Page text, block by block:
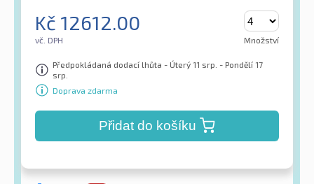
Kč 12612.00
vč. DPH Množství
Předpokládaná dodací lhůta - Úterý 11 srp. - Pondělí 17
srp.
Doprava zdarma
Přidat do košíku